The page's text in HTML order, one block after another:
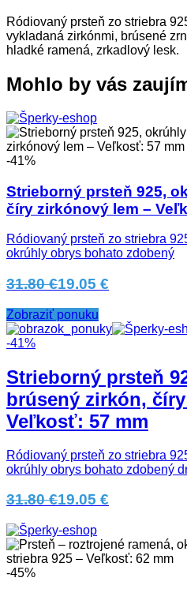
Ródiovaný prsteň zo striebra
vykladaná zirkónmi, brúsené
hladké ramená, zrkadlový lesk.
Mohlo by vás
-41%
Strieborný prsteň 925,
číry zirkónový lem –
Ródiovaný prsteň zo striebra
okrúhly obrys bohato zdobený
31.80 €19.05 €
Zobraziť ponuku
-41%
Strieborný prsteň
brúsený zirkón,
Veľkosť: 57 mm
Ródiovaný prsteň zo striebra
okrúhly obrys bohato zdobený
31.80 €19.05 €
-45%